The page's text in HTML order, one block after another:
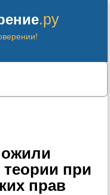
.ру
теории при
прав